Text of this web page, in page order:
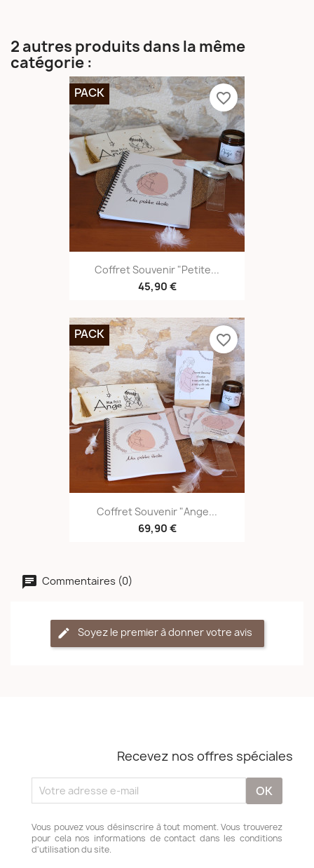
2 autres produits dans la même
catégorie :
Coffret Souvenir "petite...
45,90 €
PACK favorite_border
Coffret Souvenir "Ange...
69,90 €
PACK favorite_border
Commentaires (0)
Soyez le premier à donner votre avis
Recevez nos offres spéciales
Vous pouvez vous désinscrire à tout moment. Vous trouverez
pour cela nos informations de contact dans les conditions
d'utilisation du site.